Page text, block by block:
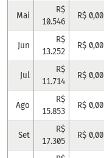
Mai
R$
10.546
R$ 0,00
Jun
R$
13.252
R$ 0,00
Jul
R$
11.714
R$ 0,00
Ago
R$
15.853
R$ 0,00
Set
R$
17.305
R$ 0,00